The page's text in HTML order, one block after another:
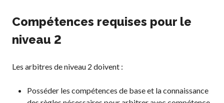
Compétences requises pour le
niveau 2
Les arbitres de niveau 2 doivent :
Posséder les compétences de base et la connaissance